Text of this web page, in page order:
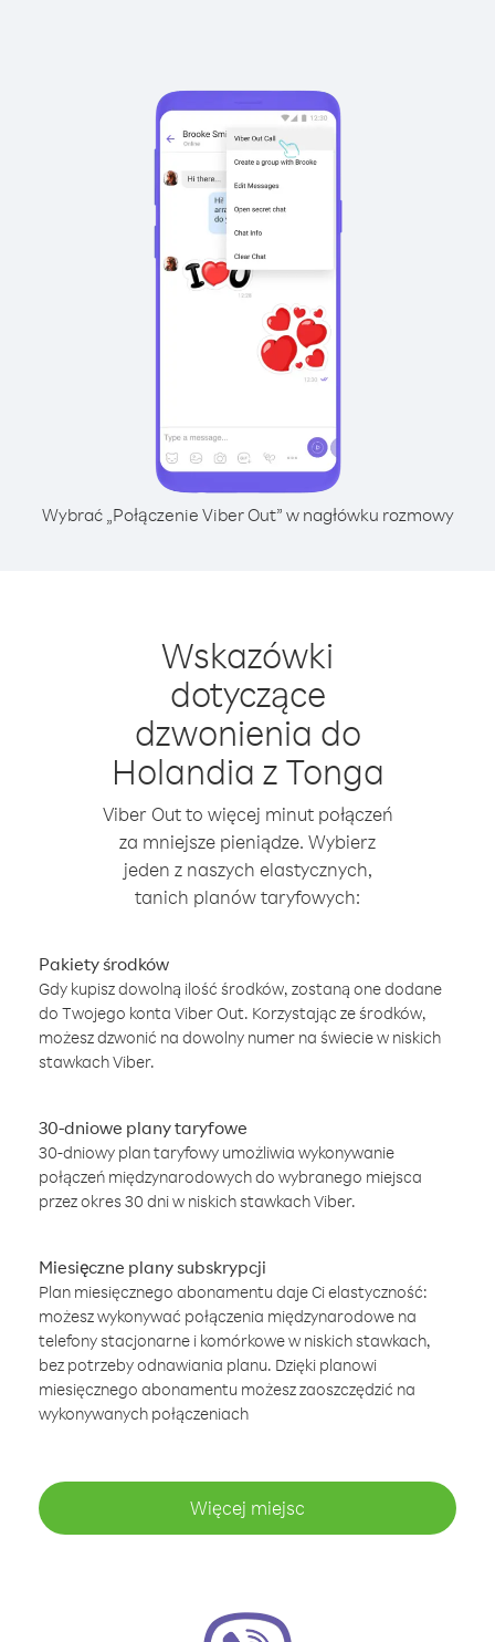
Wybrać „Połączenie Viber Out” w nagłówku rozmowy
Wskazówki
dotyczące
dzwonienia do
Holandia z Tonga
Viber Out to więcej minut połączeń
za mniejsze pieniądze. Wybierz
jeden z naszych elastycznych,
tanich planów taryfowych:
Pakiety środków
Gdy kupisz dowolną ilość środków, zostaną one dodane
do Twojego konta Viber Out. Korzystając ze środków,
możesz dzwonić na dowolny numer na świecie w niskich
stawkach Viber.
30-dniowe plany taryfowe
30-dniowy plan taryfowy umożliwia wykonywanie
połączeń międzynarodowych do wybranego miejsca
przez okres 30 dni w niskich stawkach Viber.
Miesięczne plany subskrypcji
Plan miesięcznego abonamentu daje Ci elastyczność:
możesz wykonywać połączenia międzynarodowe na
telefony stacjonarne i komórkowe w niskich stawkach,
bez potrzeby odnawiania planu. Dzięki planowi
miesięcznego abonamentu możesz zaoszczędzić na
wykonywanych połączeniach
Więcej miejsc